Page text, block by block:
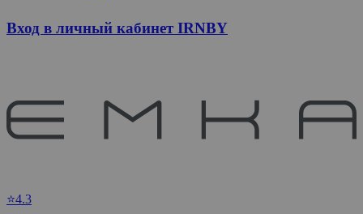
Вход в личный кабинет IRNBY
⭐4.3